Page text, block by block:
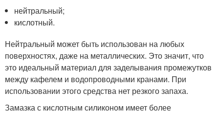
нейтральный;
кислотный.
Нейтральный может быть использован на любых
поверхностях, даже на металлических. Это значит, что
это идеальный материал для заделывания промежутков
между кафелем и водопроводными кранами. При
использовании этого средства нет резкого запаха.
Замазка с кислотным силиконом имеет более